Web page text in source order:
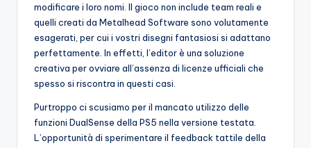
modificare i loro nomi. Il gioco non include team reali e
quelli creati da Metalhead Software sono volutamente
esagerati, per cui i vostri disegni fantasiosi si adattano
perfettamente. In effetti, l’editor è una soluzione
creativa per ovviare all’assenza di licenze ufficiali che
spesso si riscontra in questi casi.
Purtroppo ci scusiamo per il mancato utilizzo delle
funzioni DualSense della PS5 nella versione testata.
L’opportunità di sperimentare il feedback tattile della